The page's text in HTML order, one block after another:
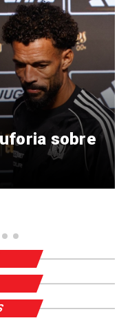
sobre